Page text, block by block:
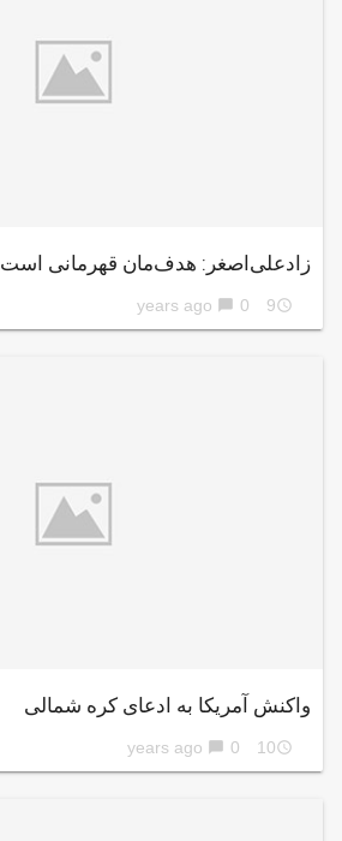
زادعلی‌اصغر: هدف‌مان قهرمانی است
access_time
9 years ago
chat_bubble 0
واکنش آمریکا به ادعای کره شمالی
access_time
10 years ago
chat_bubble 0